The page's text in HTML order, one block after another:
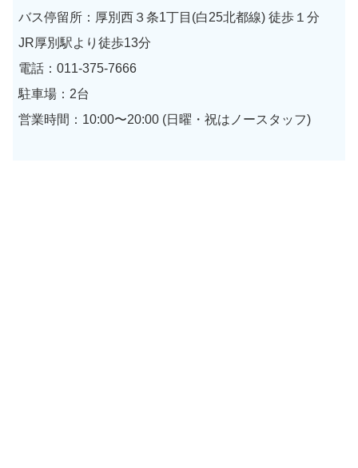
バス停留所：厚別西３条1丁目(白25北都線) 徒歩１分
JR厚別駅より徒歩13分
電話：011-375-7666
駐車場：2台
営業時間：10:00〜20:00 (日曜・祝はノースタッフ)